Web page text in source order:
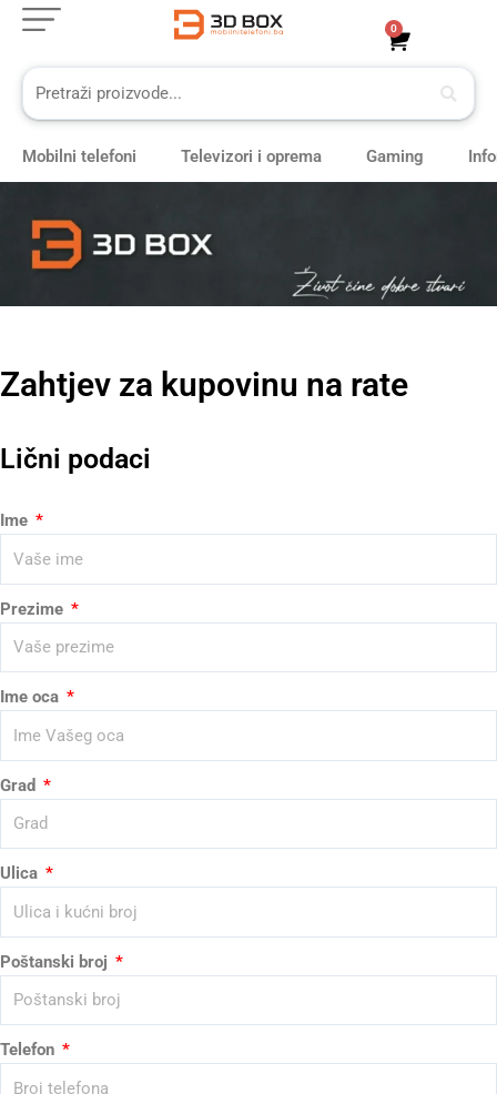
Skip
content
0
Cart
Mobilni telefoni Televizori i oprema Gaming
Zahtjev za kupovinu na rate
Lični podaci
Ime
Prezime
Ime oca
Grad
Ulica
Poštanski broj
Telefon